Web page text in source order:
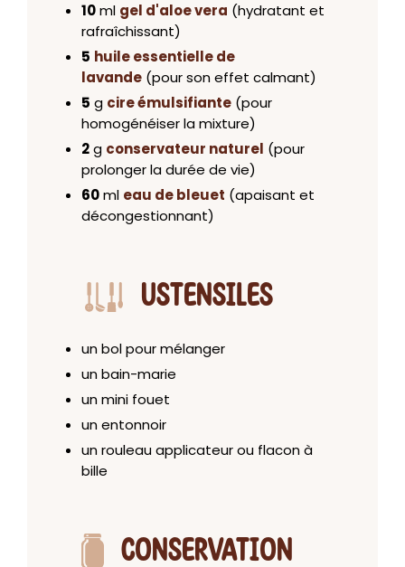
10ml gel d'aloe vera (hydratant et
rafraîchissant)
5 huile essentielle de
lavande (pour son effet calmant)
5 g cire émulsifiante (pour
homogénéiser la mixture)
2g conservateur naturel (pour
prolonger la durée de vie)
60ml eau de bleuet (apaisant et
décongestionnant)
USTENSILES
un bol pour mélanger
un bain-marie
un mini fouet
un entonnoir
un rouleau applicateur ou flacon à
bille
CONSERVATION